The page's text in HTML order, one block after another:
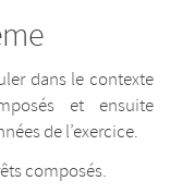
dans le contexte
et ensuite
de l’exercice.
composés.